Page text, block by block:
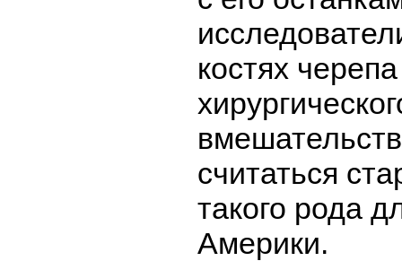
костях
считаться
такого рода
Америки.